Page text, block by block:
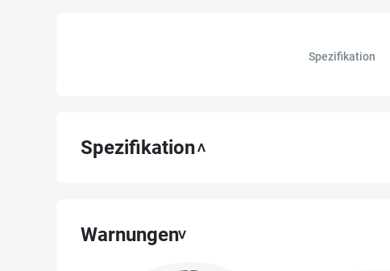
Spezifikation
Spezifikation
Warnungen